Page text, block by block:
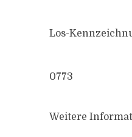
Los-
0773
Weitere